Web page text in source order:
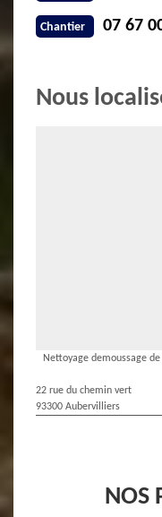
Chantier 07 67
Nous
Nettoyage demoussage
22 rue du chemin vert
93300 Aubervilliers
NOS